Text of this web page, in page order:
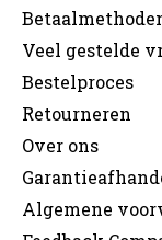
Veel gestelde
Bestelproces
Retourneren
Over ons
Algemene